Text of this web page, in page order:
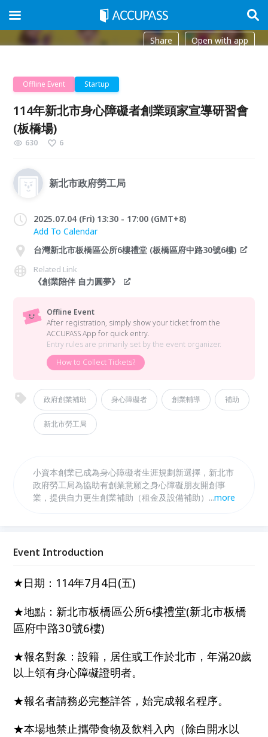
Share Open with app
Offline Event Startup
114年新北市身心障礙者創業頭家宣導研習會
(板橋場)
630 6
新北市政府勞工局
2025.07.04 (Fri) 13:30 - 17:00 (GMT+8)
Add To Calendar
台灣新北市板橋區公所6樓禮堂 (板橋區府中路30號6樓)
Related Link
《創業陪伴 自力圓夢》
Offline Event
After registration, simply show your ticket from the
ACCUPASS App for quick entry.
Entry rules are primarily set by the event organizer.
How to Collect Tickets?
政府創業補助 身心障礙者 創業輔導 補助
新北市勞工局
小資本創業已成為身心障礙者生涯規劃新選擇，新北市
政府勞工局為協助有創業意願之身心障礙朋友開創事
業，提供自力更生創業補助（租金及設備補助）及創業
...more
Event Introduction
★日期：114年7月4日(五)
★地點：新北市板橋區公所6樓禮堂(新北市板橋
區府中路30號6樓)
★報名對象：設籍，居住或工作於北市，年滿20歲
以上領有身心障礙證明者。
★報名者請務必完整詳答，始完成報名程序。
★本場地禁止攜帶食物及飲料入內（除白開水以